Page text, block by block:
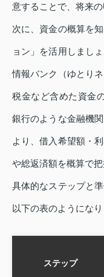
意することで、将来
次に、資金の概算を
ョン」を活用しまし
情報バンク（ゆとり
税金など含めた資金
銀行のような金融機
より、借入希望額・
や総返済額を概算で
具体的なステップと
以下の表のようになり
ステップ